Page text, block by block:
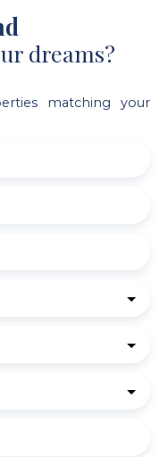
dreams?
matching your